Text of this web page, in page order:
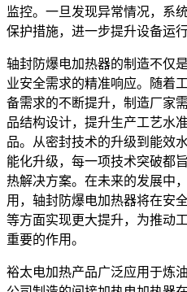
监控。一旦发现异常情况，系
保护措施，进一步提升设备运
轴封防爆电加热器的制造不仅
业安全需求的精准响应。随着
备需求的不断提升，制造厂家
品结构设计，提升生产工艺水
品。从密封技术的升级到能效
能化升级，每一项技术突破都
热解决方案。在未来的发展中
用，轴封防爆电加热器将在安
等方面实现更大提升，为推动
重要的作用。
裕太电加热产品广泛应用于炼